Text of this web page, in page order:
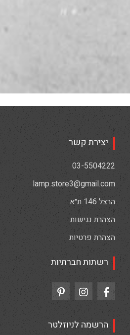
יצירת קשר
03-5504222
lamp.store3@gmail.com
הרצל 146 ת״א
הצהרת נגישות
הצהרת פרטיות
רשתות חברתיות
הרשמה לניוזלטר